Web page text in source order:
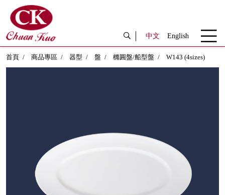
中文 English
首頁 商品專區 器型 盤 橢圓盤/船型盤 W143 (4sizes)